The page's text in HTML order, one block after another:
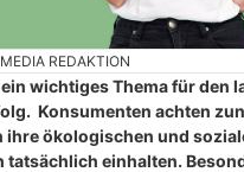
REDAKTION
wichtiges Thema für den
Konsumenten achten
ihre ökologischen und
tatsächlich einhalten.